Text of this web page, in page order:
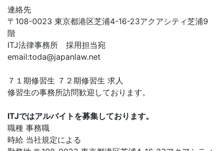
連絡先
〒108-0023 東京都港区芝浦4-16-23アクアシティ芝浦9
階
ITJ法律事務所 採用担当宛
email:toda@japanlaw.net
７１期修習生 ７２期修習生 求人
修習生の事務所訪問歓迎しております。
ITJではアルバイトを募集しております。
職種 事務職
時給 当社規定による